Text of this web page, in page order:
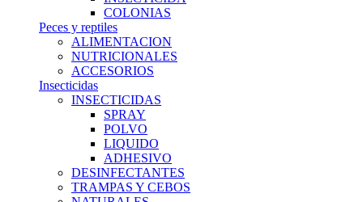
COLONIAS
Peces y reptiles
ALIMENTACION
NUTRICIONALES
ACCESORIOS
Insecticidas
INSECTICIDAS
SPRAY
POLVO
LIQUIDO
ADHESIVO
DESINFECTANTES
TRAMPAS Y CEBOS